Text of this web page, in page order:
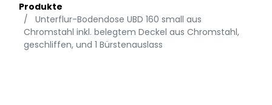
Produkte
Unterflur-Bodendose UBD 160 small aus
Chromstahl inkl. belegtem Deckel aus Chromstahl,
geschliffen, und 1 Bürstenauslass